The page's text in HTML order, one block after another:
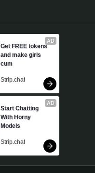
AD
Get FREE tokens
and make girls
cum
Strip.chat
AD
Start Chatting
With Horny
Models
Strip.chat